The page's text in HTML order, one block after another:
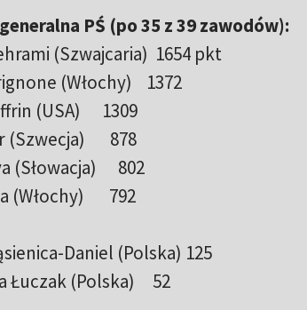
PŚ (po 35 z 39 zawodów):
(Szwajcaria) 1654 pkt
(Włochy) 1372
(USA) 1309
(Szwecja) 878
(Słowacja) 802
(Włochy) 792
Daniel (Polska) 125
Łuczak (Polska) 52